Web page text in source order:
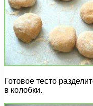
Готовое тесто
в колобки.